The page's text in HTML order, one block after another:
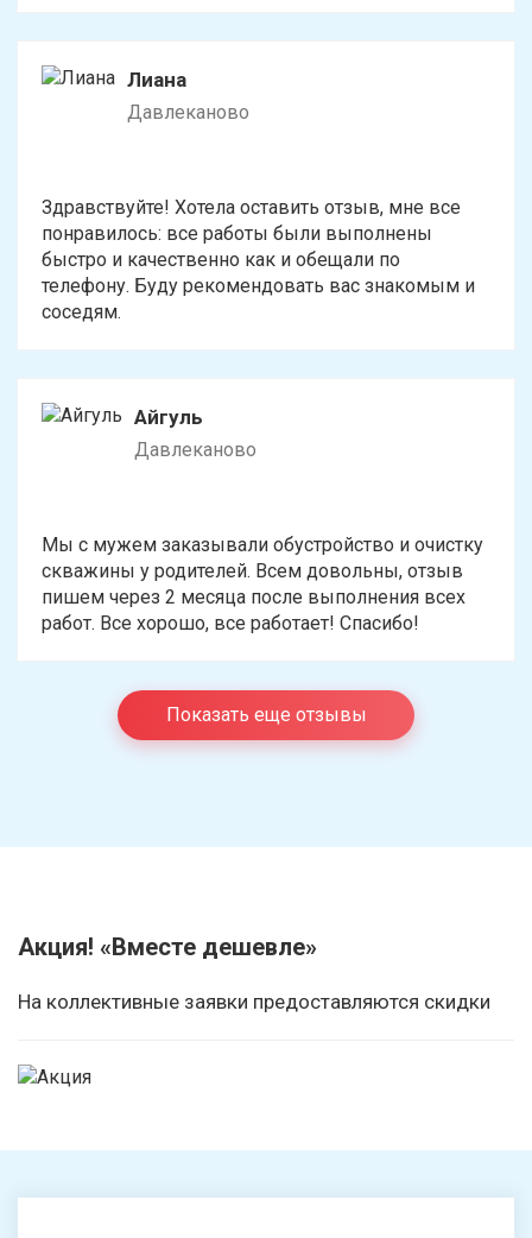
Лиана
Давлеканово
Здравствуйте! Хотела оставить отзыв, мне все
понравилось: все работы были выполнены
быстро и качественно как и обещали по
телефону. Буду рекомендовать вас знакомым и
соседям.
Айгуль
Давлеканово
Мы с мужем заказывали обустройство и очистку
скважины у родителей. Всем довольны, отзыв
пишем через 2 месяца после выполнения всех
работ. Все хорошо, все работает! Спасибо!
Показать еще отзывы
Акция! «Вместе дешевле»
На коллективные заявки предоставляются скидки